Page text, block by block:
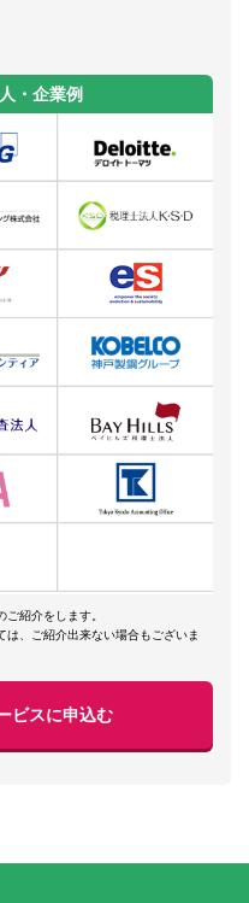
・企業例
紹介をします。
、ご紹介出来ない場合もございま
ビスに申込む